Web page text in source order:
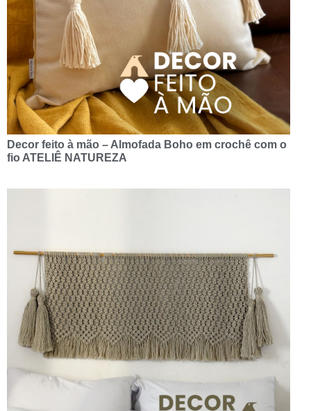
Decor feito à mão – Almofada Boho em crochê com o
fio ATELIÊ NATUREZA